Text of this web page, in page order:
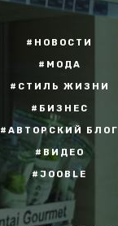
#НОВОСТИ
#МОДА
#СТИЛЬ ЖИЗНИ
#БИЗНЕС
#АВТОРСКИЙ БЛОГ
#ВИДЕО
#JOOBLE